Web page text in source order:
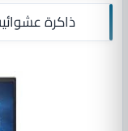
ذاكرة